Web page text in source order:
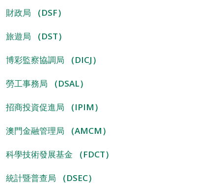
財政局 （DSF）
旅遊局 （DST）
博彩監察協調局 （DICJ）
勞工事務局 （DSAL）
招商投資促進局 （IPIM）
澳門金融管理局 （AMCM）
科學技術發展基金 （FDCT）
統計暨普查局 （DSEC）